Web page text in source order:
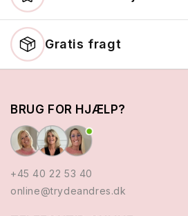
Gratis fragt
BRUG FOR HJÆLP?
+45 40 22 53 40
online@trydeandres.dk